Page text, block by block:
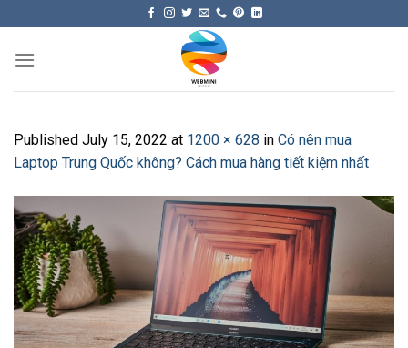
content
Published July 15, 2022 at 1200 × 628 in Có nên mua
Laptop Trung Quốc không? Cách mua hàng tiết kiệm nhất